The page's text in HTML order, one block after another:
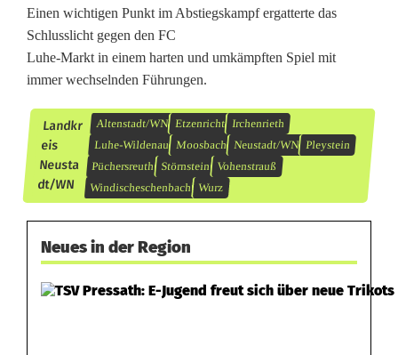
e
n
d
r
a
n
Einen wichtigen Punkt im Abstiegskampf ergatterte das
Schlusslicht gegen den FC
Luhe-Markt in einem harten und umkämpften Spiel mit
immer wechselnden Führungen.
Landkr
eis
Neusta
dt/WN
Altenstadt/WN Etzenricht
Irchenrieth
Luhe-Wildenau
Moosbach Neustadt/WN
Pleystein
Püchersreuth Störnstein Vohenstrauß
Windischeschenbach Wurz
Neues in der Region